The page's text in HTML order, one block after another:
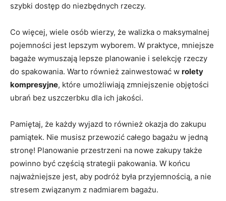
szybki dostęp do niezbędnych rzeczy.
Co więcej, wiele osób wierzy, ‌że walizka ​o maksymalnej
pojemności jest lepszym wyborem. ⁢W ‍praktyce, mniejsze
bagaże wymuszają ​lepsze planowanie i selekcję rzeczy
do spakowania. Warto również zainwestować ⁢w rolety
kompresyjne, które umożliwiają zmniejszenie objętości
ubrań bez uszczerbku dla‍ ich jakości.
Pamiętaj, że każdy wyjazd to​ również okazja do⁢ zakupu
pamiątek. ​Nie musisz przewozić całego bagażu w ‍jedną
stronę! Planowanie‌ przestrzeni na nowe‍ zakupy także
⁤powinno być częścią ‌strategii pakowania. W końcu
najważniejsze jest, aby podróż była przyjemnością,​ a‍ nie
stresem⁣ związanym z nadmiarem bagażu.